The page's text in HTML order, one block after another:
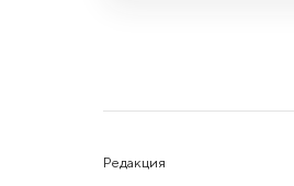
Редакция